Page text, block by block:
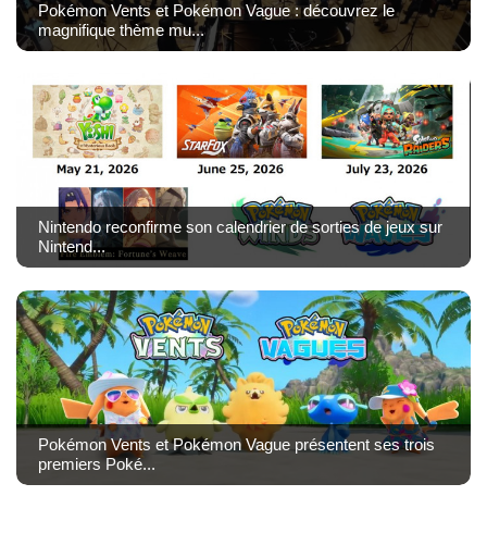
Pokémon Vents et Pokémon Vague : découvrez le
magnifique thème mu...
Nintendo reconfirme son calendrier de sorties de jeux sur
Nintend...
Pokémon Vents et Pokémon Vague présentent ses trois
premiers Poké...